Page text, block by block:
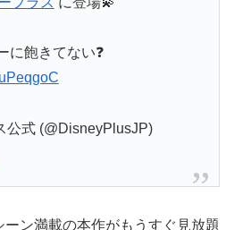
飽きてない❓
式 (@DisneyPlusJP)
ン満載の本作がもうすぐ見放題